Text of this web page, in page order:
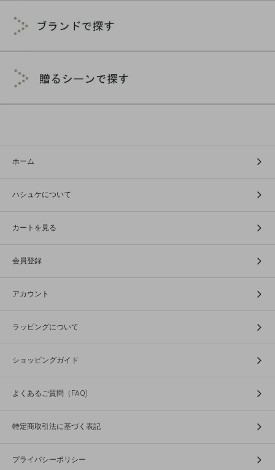
ホーム
ハシュケについて
カートを見る
会員登録
アカウント
ラッピングについて
ショッピングガイド
よくあるご質問（FAQ)
特定商取引法に基づく表記
プライバシーポリシー